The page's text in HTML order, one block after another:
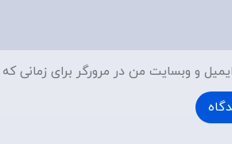
و وبسایت من در مرورگر برای زمانی